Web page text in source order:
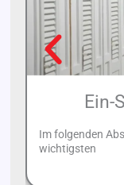
Ein-
Im folgenden
wichtigsten